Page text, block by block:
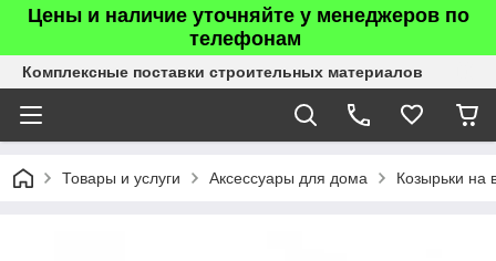
Цены и наличие уточняйте у менеджеров по
телефонам
Комплексные поставки строительных материалов
Товары и услуги Аксессуары для дома Козырьки на